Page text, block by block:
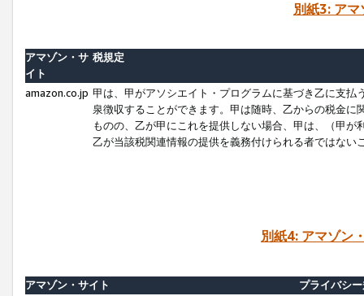
別紙3: ア
アマゾン・サ
イト
税規定
amazon.co.jp 甲は、甲がアソシエイト・プログラムに基づき乙に支
泉徴収することができます。甲は随時、乙からの税金
ものの、乙が甲にこれを提供しない場合、甲は、（甲
乙が当該税関連情報の提供を義務付けられる者ではな
別紙4: アマゾン
アマゾン・サイト
プライバシ